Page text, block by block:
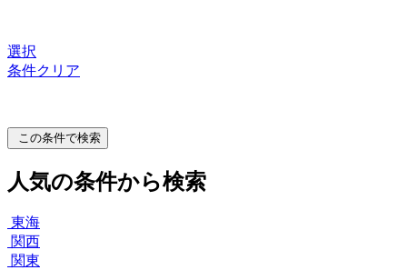
選択
条件クリア
この条件で検索
人気の条件から検索
東海
関西
関東